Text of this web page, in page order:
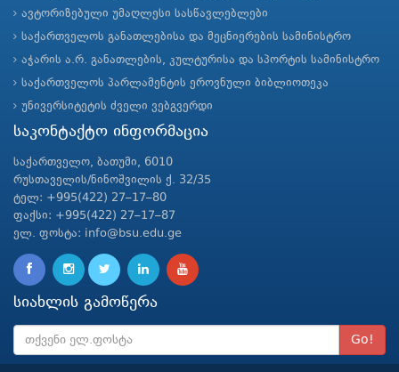
ავტორიზებული უმაღლესი სასწავლებლები
საქართველოს განათლებისა და მეცნიერების სამინისტრო
აჭარის ა.რ. განათლების, კულტურისა და სპორტის სამინისტრო
საქართველოს პარლამენტის ეროვნული ბიბლიოთეკა
უნივერსიტეტის ძველი ვებგვერდი
საკონტაქტო ინფორმაცია
საქართველო, ბათუმი, 6010
რუსთაველის/ნინოშვილის ქ. 32/35
ტელ: +995(422) 27–17–80
ფაქსი: +995(422) 27–17–87
ელ. ფოსტა: info@bsu.edu.ge
სიახლის გამოწერა
Go!